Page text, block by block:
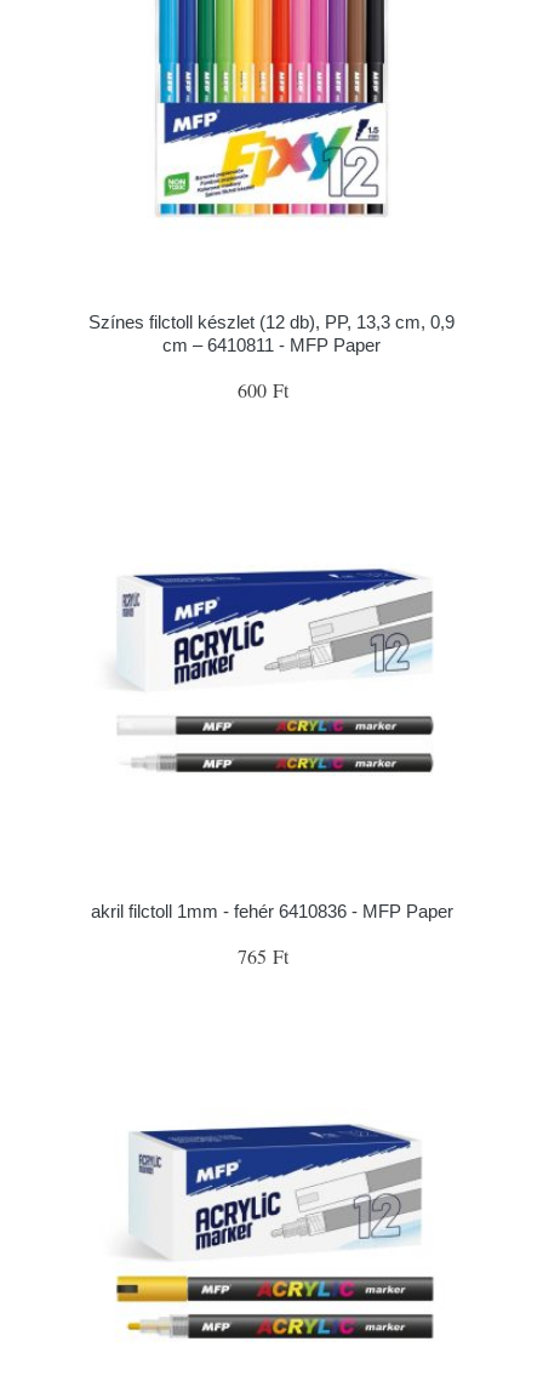
Színes filctoll készlet (12 db), PP, 13,3 cm, 0,9
cm – 6410811 - MFP Paper
600 Ft
akril filctoll 1mm - fehér 6410836 - MFP Paper
765 Ft